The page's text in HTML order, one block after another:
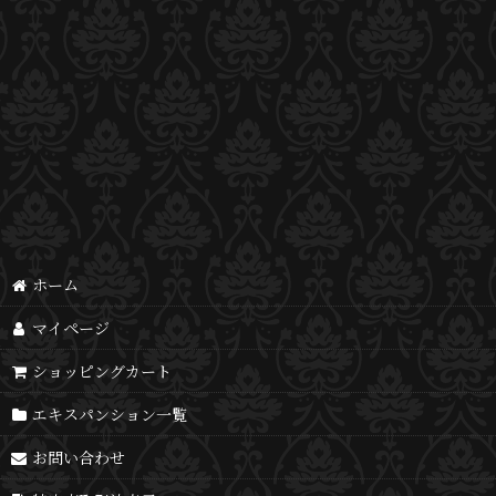
ホーム
マイページ
ショッピングカート
エキスパンション一覧
お問い合わせ